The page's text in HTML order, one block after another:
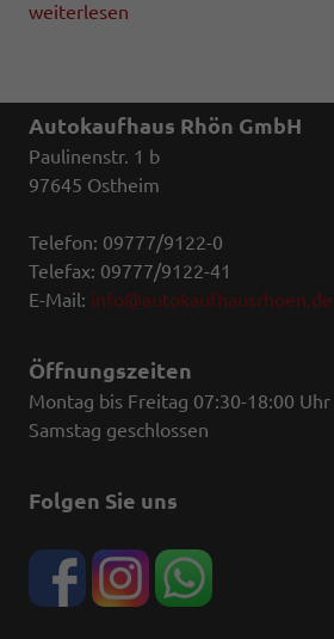
weiterlesen
Autokaufhaus Rhön GmbH
Paulinenstr. 1 b
97645 Ostheim
Telefon: 09777/9122-0
Telefax: 09777/9122-41
E-Mail: info@autokaufhausrhoen.de
Öffnungszeiten
Montag bis Freitag 07:30-18:00 Uhr
Samstag geschlossen
Folgen Sie uns